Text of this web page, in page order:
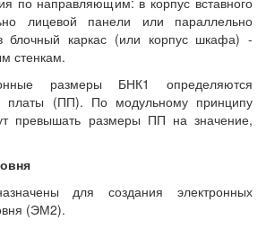
лицевой панели или параллельно
блочный каркас (или корпус шкафа) -
стенкам.
размеры БНК1 определяются
платы (ПП). По модульному принципу
превышать размеры ПП на значение,
для создания электронных
(ЭМ2).